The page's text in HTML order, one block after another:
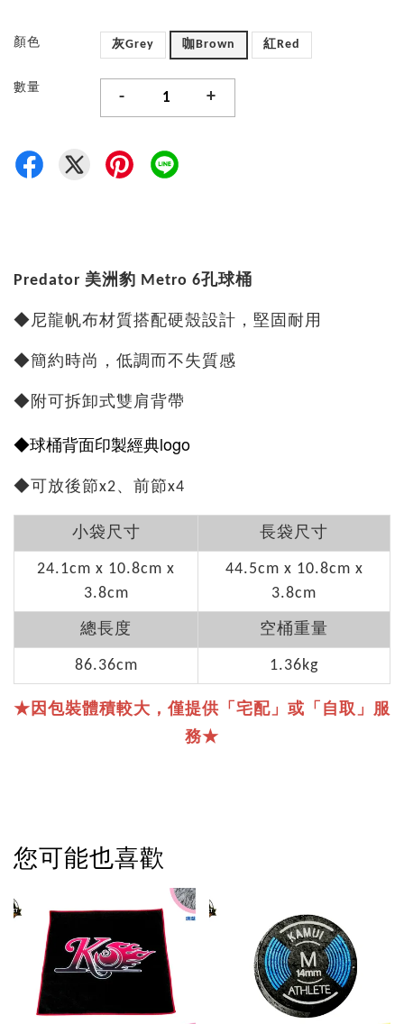
顏色 灰Grey 咖Brown 紅Red
數量
- +
Predator 美洲豹 Metro 6孔球桶
◆尼龍帆布材質搭配硬殼設計，堅固耐用
◆簡約時尚，低調而不失質感
◆附可拆卸式雙肩背帶
◆球桶背面印製經典logo
◆可放後節x2、前節x4
小袋尺寸 長袋尺寸
24.1cm x 10.8cm x
3.8cm
44.5cm x 10.8cm x
3.8cm
總長度 空桶重量
86.36cm 1.36kg
★因包裝體積較大，僅提供「宅配」或「自取」服
務★
您可能也喜歡